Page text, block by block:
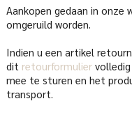
Aankopen gedaan in onze
omgeruild worden.
Indien u een artikel
dit retourformuliervolledig
mee te sturen en het
transport.